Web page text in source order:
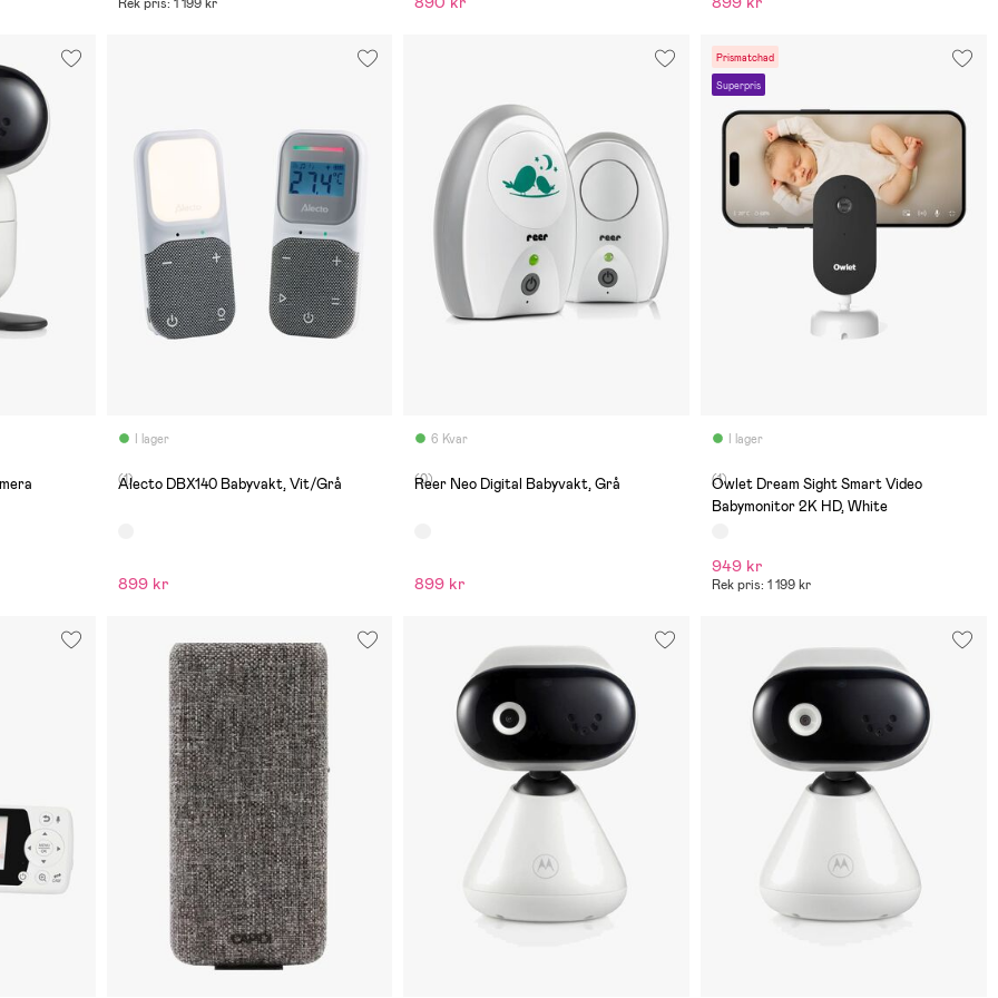
I lager
(1)
Alecto DBX140 Babyvakt, Vit/Grå
899 kr
6 Kvar
(0)
Reer Neo Digital Babyvakt, Grå
899 kr
Prismatchad
Superpris
I lager
(1)
Owlet Dream Sight Smart Video
Babymonitor 2K HD, White
949 kr
Rek pris: 1 199 kr